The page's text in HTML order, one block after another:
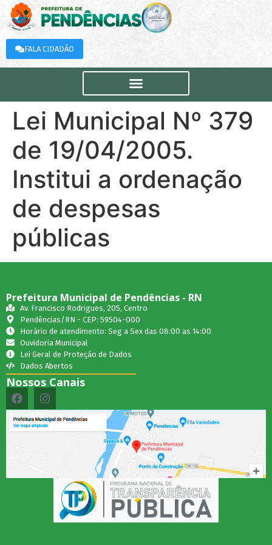
FALA CIDADÃO
Lei Municipal Nº 379
de 19/04/2005.
Institui a ordenação
de despesas
públicas
Prefeitura Municipal de Pendências - RN
Av. Francisco Rodrigues, 205, Centro
Pendências/RN - CEP: 59504-000
Horário de atendimento: Seg a Sex das 08:00 as 14:00
Ouvidoria Municipal
Lei Geral de Proteção de Dados
Dados Abertos
Nossos Canais